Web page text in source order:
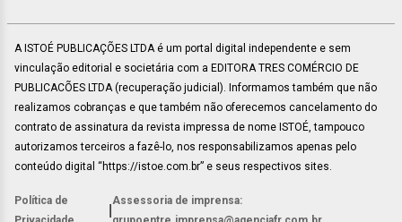
A ISTOÉ PUBLICAÇÕES LTDA é um portal digital independente e sem
vinculação editorial e societária com a EDITORA TRES COMÉRCIO DE
PUBLICACÕES LTDA (recuperação judicial). Informamos também que não
realizamos cobranças e que também não oferecemos cancelamento do
contrato de assinatura da revista impressa de nome ISTOÉ, tampouco
autorizamos terceiros a fazê-lo, nos responsabilizamos apenas pelo
conteúdo digital “https://istoe.com.br” e seus respectivos sites.
Política de
Assessoria de imprensa: